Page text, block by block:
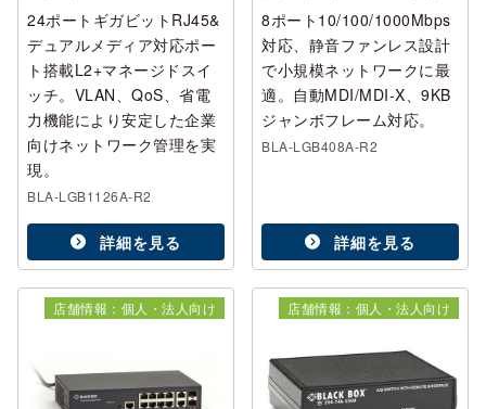
24ポートギガビットRJ45&
デュアルメディア対応ポー
ト搭載L2+マネージドスイ
ッチ。VLAN、QoS、省電
力機能により安定した企業
向けネットワーク管理を実
現。
BLA-LGB1126A-R2
詳細を見る
8ポート10/100/1000Mbps
対応、静音ファンレス設計
で小規模ネットワークに最
適。自動MDI/MDI-X、9KB
ジャンボフレーム対応。
BLA-LGB408A-R2
詳細を見る
店舗情報：個人・法人向け 店舗情報：個人・法人向け